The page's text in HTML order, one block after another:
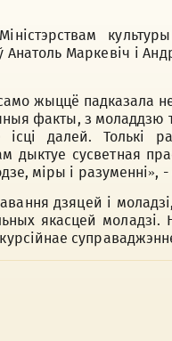
культуры
Анатоль Маркевіч і
жыццё падказала
факты, з моладдзю
ісці далей. Толькі
дыктуе сусветная
міры і разуменні», -
дзяцей і
якасцей